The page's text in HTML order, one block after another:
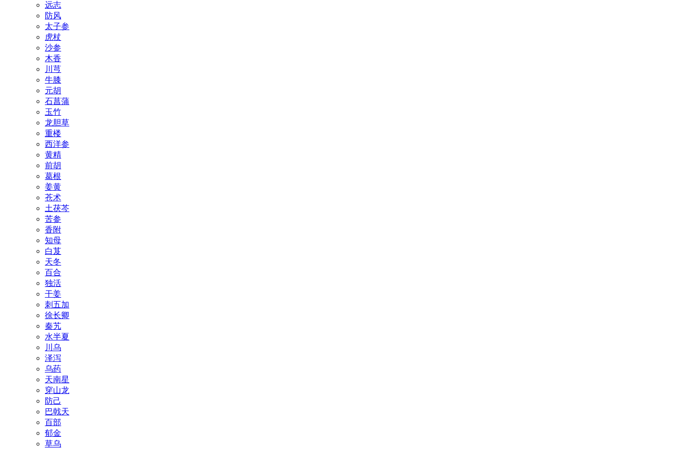
远志
防风
太子参
虎杖
沙参
木香
川芎
牛膝
元胡
石菖蒲
玉竹
龙胆草
重楼
西洋参
黄精
前胡
葛根
姜黄
苍术
土茯芩
苦参
香附
知母
白芨
天冬
百合
独活
干姜
刺五加
徐长卿
秦艽
水半夏
川乌
泽泻
乌药
天南星
穿山龙
防己
巴戟天
百部
郁金
草乌